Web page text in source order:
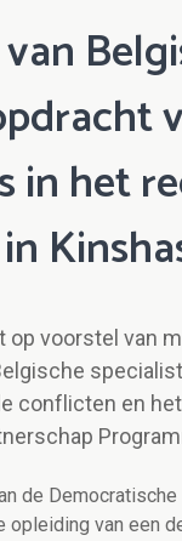
in het
op voorstel van
conflicten en
de
opleiding van een